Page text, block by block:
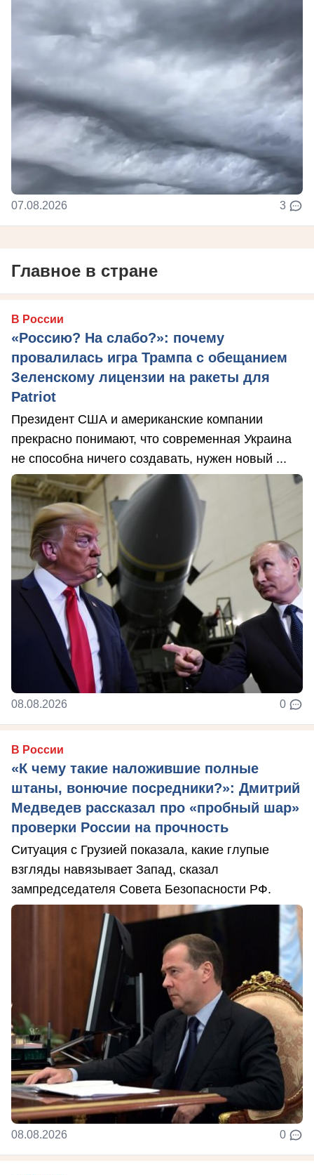
07.08.2026 3
Главное в стране
В России
«Россию? На слабо?»: почему
провалилась игра Трампа с обещанием
Зеленскому лицензии на ракеты для
Patriot
Президент США и американские компании
прекрасно понимают, что современная Украина
не способна ничего создавать, нужен новый ...
08.08.2026 0
В России
«К чему такие наложившие полные
штаны, вонючие посредники?»: Дмитрий
Медведев рассказал про «пробный шар»
проверки России на прочность
Ситуация с Грузией показала, какие глупые
взгляды навязывает Запад, сказал
зампредседателя Совета Безопасности РФ.
08.08.2026 0